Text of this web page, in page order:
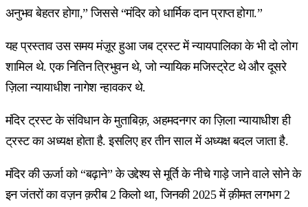
अनुभव बेहतर होगा,” जिससे “मंदिर को धार्मिक दान प्राप्त होगा.”
यह प्रस्ताव उस समय मंज़ूर हुआ जब ट्रस्ट में न्यायपालिका के भी दो लोग
शामिल थे. एक नितिन त्रिभुवन थे, जो न्यायिक मजिस्ट्रेट थे और दूसरे
ज़िला न्यायाधीश नागेश न्हावकर थे.
मंदिर ट्रस्ट के संविधान के मुताबिक़, अहमदनगर का ज़िला न्यायाधीश ही
ट्रस्ट का अध्यक्ष होता है. इसलिए हर तीन साल में अध्यक्ष बदल जाता है.
मंदिर की ऊर्जा को “बढ़ाने” के उद्देश्य से मूर्ति के नीचे गाड़े जाने वाले सोने के
इन जंतरों का वज़न क़रीब 2 किलो था, जिनकी 2025 में क़ीमत लगभग 2